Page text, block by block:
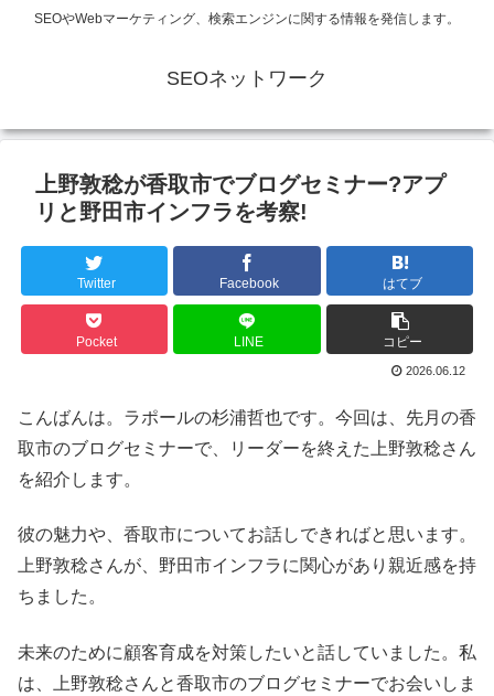
SEOやWebマーケティング、検索エンジンに関する情報を発信します。
SEOネットワーク
上野敦稔が香取市でブログセミナー?アプ
リと野田市インフラを考察!
Twitter Facebook はてブ
Pocket LINE コピー
2026.06.12
こんばんは。ラポールの杉浦哲也です。今回は、先月の香
取市のブログセミナーで、リーダーを終えた上野敦稔さん
を紹介します。
彼の魅力や、香取市についてお話しできればと思います。
上野敦稔さんが、野田市インフラに関心があり親近感を持
ちました。
未来のために顧客育成を対策したいと話していました。私
は、上野敦稔さんと香取市のブログセミナーでお会いしま